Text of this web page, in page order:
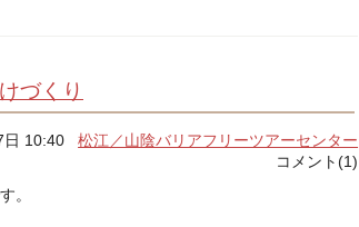
づくり
日 10:40松江／山陰バリアフリーツアーセンター
コメント(1)
。